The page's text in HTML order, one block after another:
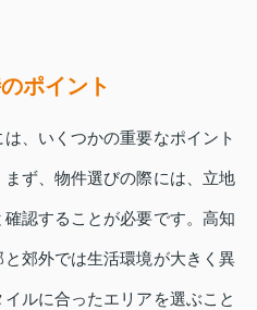
ポイント
、いくつかの重要なポイント
ず、物件選びの際には、立地
認することが必要です。高知
郊外では生活環境が大きく異
ルに合ったエリアを選ぶこと